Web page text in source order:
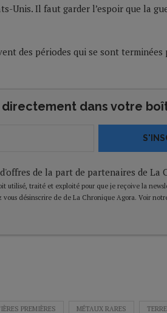
Unis. Il faut garder l’espoir que la
des périodes qui se sont terminées
dans votre
de la part de partenaires de La
utilisé, traité et exploité pour que je reçoive la
désinscrire de de La Chronique Agora. Voir
PREMIÈRES MÉTAUX RARES